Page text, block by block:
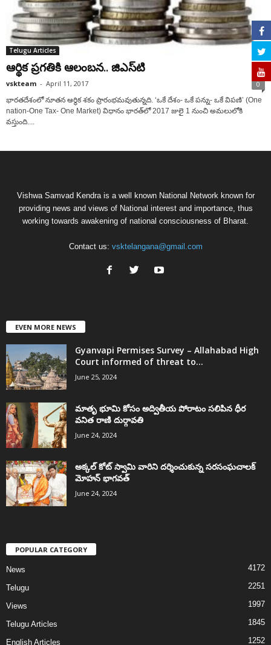
Telugu Articles
ఆర్థిక ప్రగతికి ఆలంబన.. జిఎస్‌టి
vskteam - April 11, 2017 0
భారతదేశంలో నూతన ఆర్థిక శకం ప్రారంభమవుతున్నది. ‘ఒకే దేశం- ఒకే పన్ను- ఒకే విపణి’ (One
nation-One Tax- One Market) విధానం భారత్‌లో 2017 జులై 1 నుంచి అమలులోకి
వస్తుంది....
Vishwa Samvad Kendra is a well known National Network known for
providing news and views of National interest and importance, thus
working towards awakening of national consciousness of Bharat.
Contact us: vsktelangana@gmail.com
EVEN MORE NEWS
Gyanvapi Permises Survey – Allahabad High
Court informed of threat to...
June 25, 2024
మాతృ భూమి కోసం అద్వితీయ పోరాటం సలిపిన ధీర
వనిత రాణి దుర్గావతి
June 24, 2024
అక్కల్‌ కోట్‌ స్వామి వారిని దర్శించుకున్న సరసంఘచాలక్
మోహన్ భాగవత్
June 24, 2024
POPULAR CATEGORY
News 4172
Telugu 2251
Views 1997
Telugu Articles 1845
English Articles 1252